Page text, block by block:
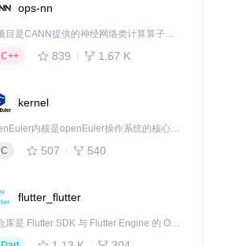
ops-nn
本项目是CANN提供的神经网络类计算算子库，实现网络在NPU上加速计算。
C++
839 1.67 K
kernel
openEuler内核是openEuler操作系统的核心，既是系统性能与稳定性的基石，也是连接处理器、设备与服务的桥梁。
C
507 540
flutter_flutter
本仓库是 Flutter SDK 与 Flutter Engine 的 OpenHarmony 适配版本，由 CPF-Flutter 团队维护。开发者可使用熟悉的 Flutter 技术栈开发 OpenHarmony 应用，3.35.7 及以后的适配版本可基于本仓库源码构建支持 OpenHarmony 的 Flutter Engine。